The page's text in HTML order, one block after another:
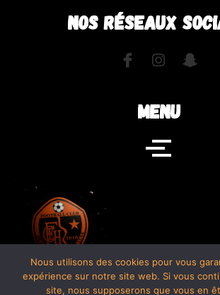
NOS RÉSEAUX
MENU
Nous utilisons des cookies pour vous
expérience sur notre site web. Si vous
site, nous supposerons que vous en